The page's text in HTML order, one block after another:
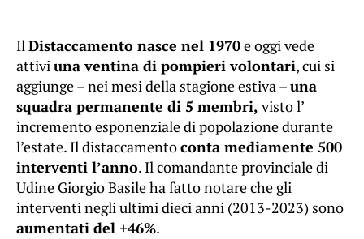
IlDistaccamento nasce nel 1970e oggi vede
attiviuna ventina di pompieri volontari, cui si
aggiunge – nei mesi della stagione estiva –una
squadra permanente di 5 membri,visto l’
incremento esponenziale di popolazione durante
l’estate. Il distaccamentoconta mediamente 500
interventi l’anno. Il comandante provinciale di
Udine Giorgio Basile ha fatto notare che gli
interventi negli ultimi dieci anni (2013-2023) sono
aumentati del +46%.